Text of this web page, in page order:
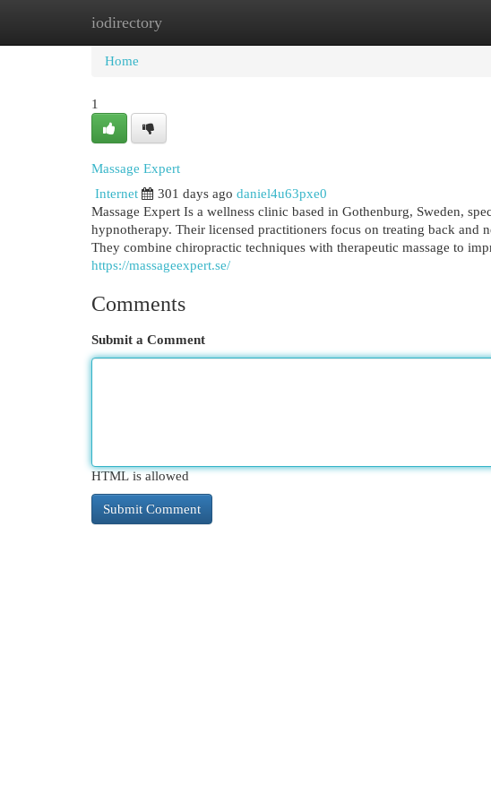
iodirectory
Home
Home
1
Massage Expert
Internet
301 days ago daniel4u63pxe0
Massage Expert Is a wellness clinic based in Gothenburg, Sweden,
hypnotherapy. Their licensed practitioners focus on treating back and
They combine chiropractic techniques with therapeutic massage to
https://massageexpert.se/
Comments
Submit a Comment
HTML is allowed